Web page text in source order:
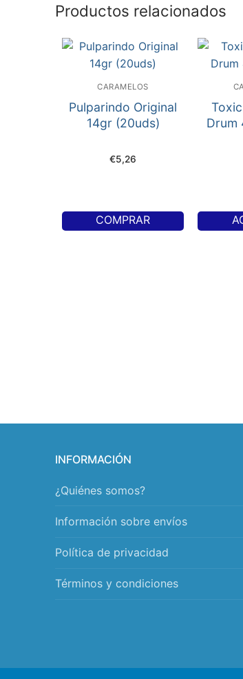
Productos relacionados
CARAMELOS
Pulparindo Original
14gr (20uds)
€5,26
COMPRAR
Drum
INFORMACIÓN
¿Quiénes somos?
Información sobre envíos
Política de privacidad
Términos y condiciones